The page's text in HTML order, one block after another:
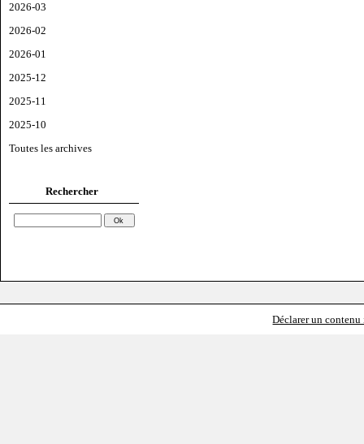
2026-03
2026-02
2026-01
2025-12
2025-11
2025-10
Toutes les archives
Rechercher
Déclarer un